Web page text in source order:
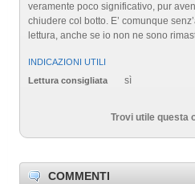
veramente poco significativo, pur
chiudere col botto. E’ comunque
lettura, anche se io non ne sono
INDICAZIONI UTILI
Lettura consigliata
sì
Trovi utile questa
COMMENTI